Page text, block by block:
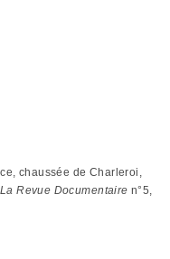
chaussée de Charleroi,
La Revue Documentaire n°5,